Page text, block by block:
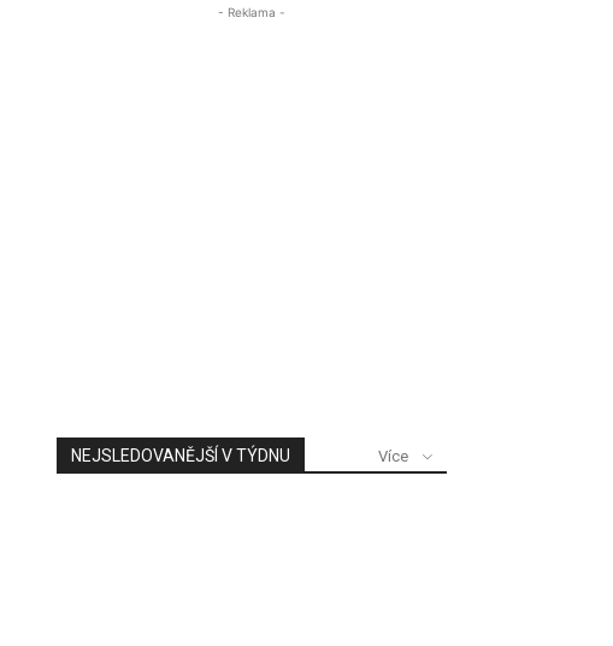
- Reklama -
NEJSLEDOVANĚJŠÍ V TÝDNU Více